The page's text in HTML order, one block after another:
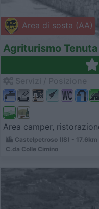
Area di sosta (AA)
Agriturismo
Area camper,
Castelpetroso (IS) - 17.6km
C.da Colle Cimino